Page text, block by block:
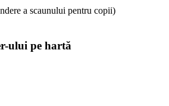
a scaunului pentru copii)
ului pe hartă